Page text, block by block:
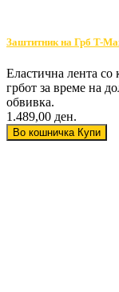
Заштитник на Грб T-
Еластична лента со
грбот за време на
обвивка.
1.489,00 ден.
Во кошничка Купи